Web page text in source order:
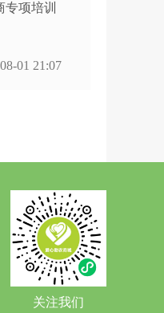
项培训
01 21:07
关注我们